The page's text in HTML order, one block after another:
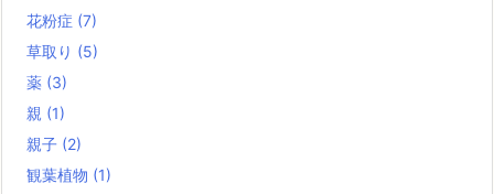
花粉症 (7)
草取り (5)
薬 (3)
親 (1)
親子 (2)
観葉植物 (1)